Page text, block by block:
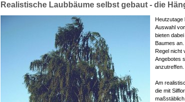
Realistische Laubbäume selbst gebaut - die
Heutzutage
Auswahl
bieten
Baumes
Regel nicht
Angebotes
anzutreffen.
Am
die mit